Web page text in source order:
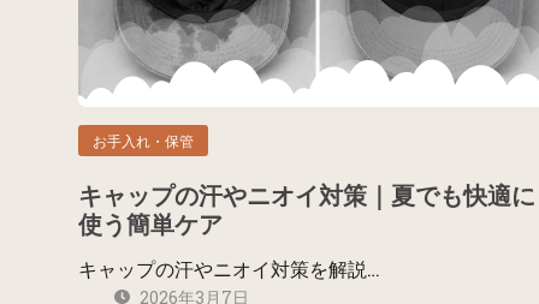
お手入れ・保管
キャップの汗やニオイ対策｜夏でも快適に
使う簡単ケア
キャップの汗やニオイ対策を解説…
2026年3月7日